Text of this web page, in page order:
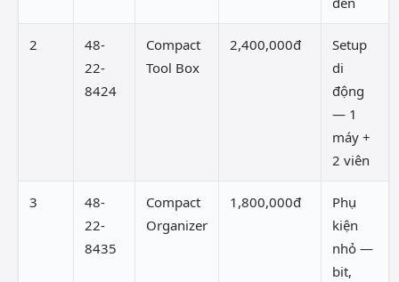
2
48-
22-
8424
Compact
Tool Box
2,400,000đ
Setup
di
động
— 1
máy +
2 viên
3
48-
22-
8435
Compact
Organizer
1,800,000đ
Phụ
kiện
nhỏ —
bit,